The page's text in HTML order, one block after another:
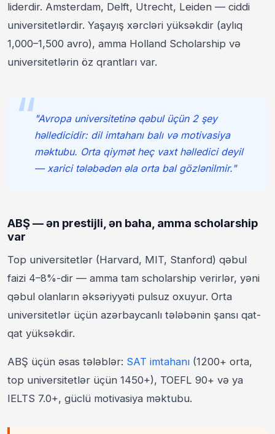
liderdir. Amsterdam, Delft, Utrecht, Leiden — ciddi
universitetlərdir. Yaşayış xərcləri yüksəkdir (aylıq
1,000–1,500 avro), amma Holland Scholarship və
universitetlərin öz qrantları var.
"Avropa universitetinə qəbul üçün 2 şey
həlledicidir: dil imtahanı balı və motivasiya
məktubu. Orta qiymət heç vaxt həlledici deyil
— xarici tələbədən əla orta bal gözlənilmir."
ABŞ — ən prestijli, ən baha, amma scholarship
var
Top universitetlər (Harvard, MIT, Stanford) qəbul
faizi 4–8%-dir — amma tam scholarship verirlər, yəni
qəbul olanların əksəriyyəti pulsuz oxuyur. Orta
universitetlər üçün azərbaycanlı tələbənin şansı qat-
qat yüksəkdir.
ABŞ üçün əsas tələblər: SAT imtahanı (1200+ orta,
top universitetlər üçün 1450+), TOEFL 90+ və ya
IELTS 7.0+, güclü motivasiya məktubu.